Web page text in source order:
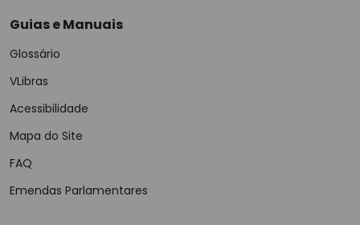
Guias e Manuais
Glossário
VLibras
Acessibilidade
Mapa do Site
FAQ
Emendas Parlamentares